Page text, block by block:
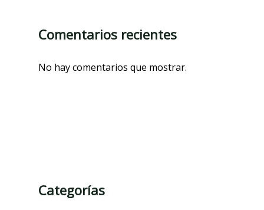
Comentarios recientes
No hay comentarios que mostrar.
Categorías